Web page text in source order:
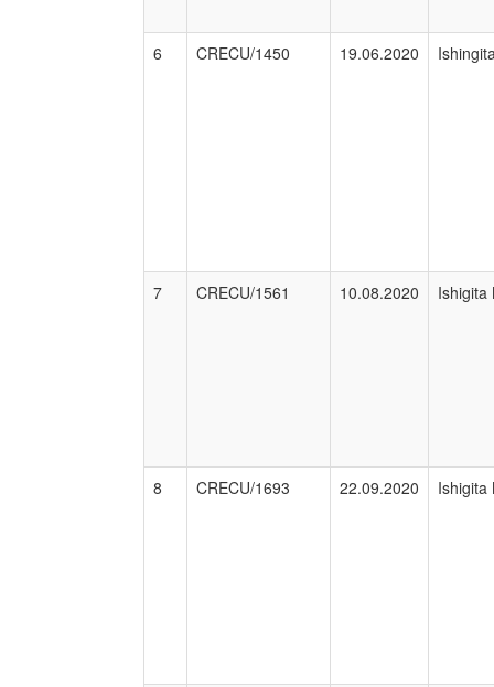
6 CRECU/1450 19.06.2020
7 CRECU/1561 10.08.2020 Ishigita
8 CRECU/1693 22.09.2020 Ishigita